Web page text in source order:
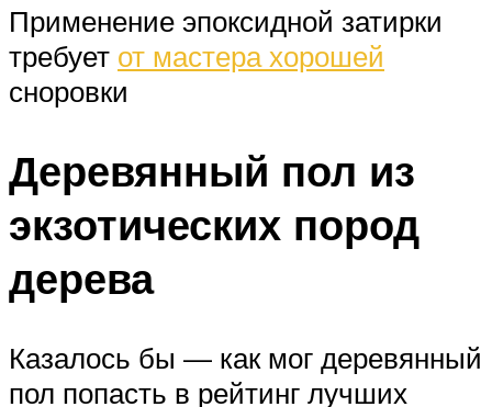
Применение эпоксидной затирки
требует от мастера хорошей
сноровки
Деревянный пол из
экзотических пород
дерева
Казалось бы — как мог деревянный
пол попасть в рейтинг лучших